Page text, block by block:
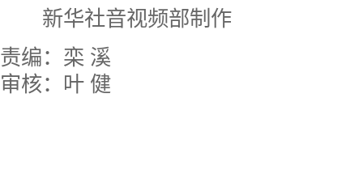
新华社音视频部制作
责编：栾 溪
审核：叶 健